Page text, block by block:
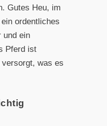
Gutes Heu, im
ordentliches
und ein
Pferd ist
was es